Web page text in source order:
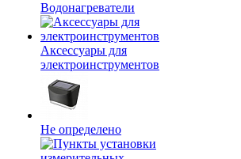
Водонагреватели
Аксессуары для
электроинструментов
Не определено